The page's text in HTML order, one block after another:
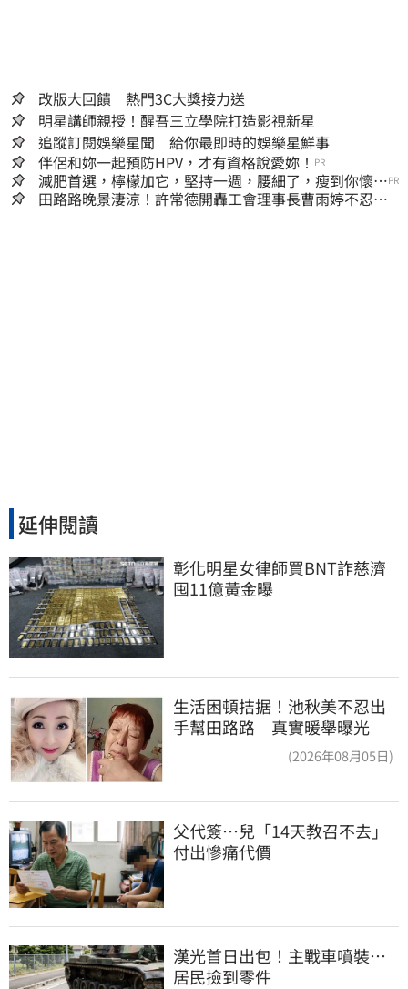
改版大回饋 熱門3C大獎接力送
明星講師親授！醒吾三立學院打造影視新星
追蹤訂閱娛樂星聞 給你最即時的娛樂星鮮事
伴侶和妳一起預防HPV，才有資格說愛妳！ PR
減肥首選，檸檬加它，堅持一週，腰細了，瘦到你懷疑
人生
PR
田路路晚景淒涼！許常德開轟工會理事長曹雨婷不忍
延伸閱讀
彰化明星女律師買BNT詐慈濟
囤11億黃金曝
生活困頓拮据！池秋美不忍出
手幫田路路 真實暖舉曝光
(2026年08月05日)
父代簽…兒「14天教召不去」
付出慘痛代價
漢光首日出包！主戰車噴裝…
居民撿到零件